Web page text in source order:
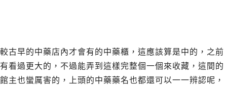
較古早的中藥店內才會有的中藥櫃，這應該算是中的，之前
有看過更大的，不過能弄到這樣完整個一個來收藏，這間的
館主也蠻厲害的，上頭的中藥藥名也都還可以一一辨認呢，